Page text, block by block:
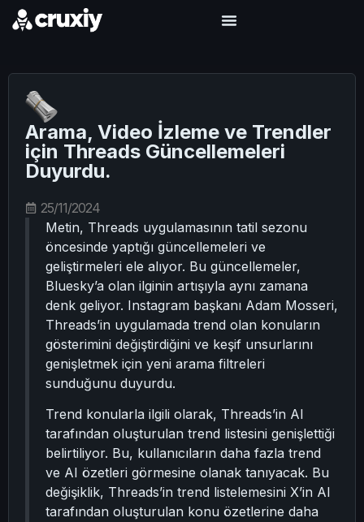
Arama, Video İzleme ve Trendler
için Threads Güncellemeleri
Duyurdu.
25/11/2024
Metin, Threads uygulamasının tatil sezonu
öncesinde yaptığı güncellemeleri ve
geliştirmeleri ele alıyor. Bu güncellemeler,
Bluesky’a olan ilginin artışıyla aynı zamana
denk geliyor. Instagram başkanı Adam Mosseri,
Threads’in uygulamada trend olan konuların
gösterimini değiştirdiğini ve keşif unsurlarını
genişletmek için yeni arama filtreleri
sunduğunu duyurdu.
Trend konularla ilgili olarak, Threads’in AI
tarafından oluşturulan trend listesini genişlettiği
belirtiliyor. Bu, kullanıcıların daha fazla trend
ve AI özetleri görmesine olanak tanıyacak. Bu
değişiklik, Threads’in trend listelemesini X’in AI
tarafından oluşturulan konu özetlerine daha